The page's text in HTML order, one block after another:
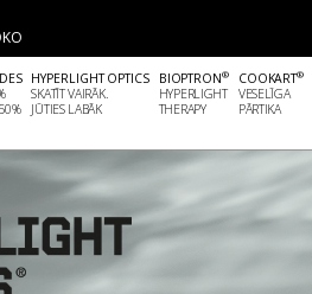
HYPERLIGHT OPTICS
SKATĪT VAIRĀK.
JŪTIES LABĀK
BIOPTRON®
HYPERLIGHT
THERAPY
COOKART®
VESELĪGA
PĀRTIKA